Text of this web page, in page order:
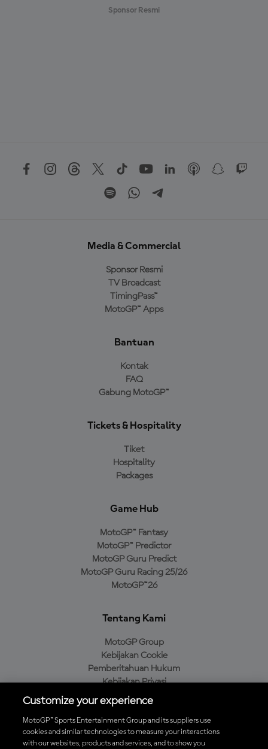
Sponsor Resmi
Media & Commercial
Sponsor Resmi
TV Broadcast
TimingPass™
MotoGP™ Apps
Bantuan
Kontak
FAQ
Gabung MotoGP™
Tickets & Hospitality
Tiket
Hospitality
Packages
Game Hub
MotoGP™ Fantasy
MotoGP™ Predictor
MotoGP Guru Predict
MotoGP Guru Racing 25/26
MotoGP™26
Tentang Kami
MotoGP Group
Kebijakan Cookie
Pemberitahuan Hukum
Kebijakan Privasi
Kebijakan Pembelian
Unduh Aplikasi Resmi MotoGP™
Customize your experience
MotoGP™ Sports Entertainment Group and its suppliers use
cookies and similar technologies to measure your interactions
with our websites, products and services, and to show you